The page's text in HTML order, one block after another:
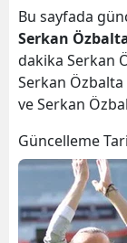
Bu sayfada
Serkan
dakika Serkan
Serkan
ve Serkan
Güncelleme